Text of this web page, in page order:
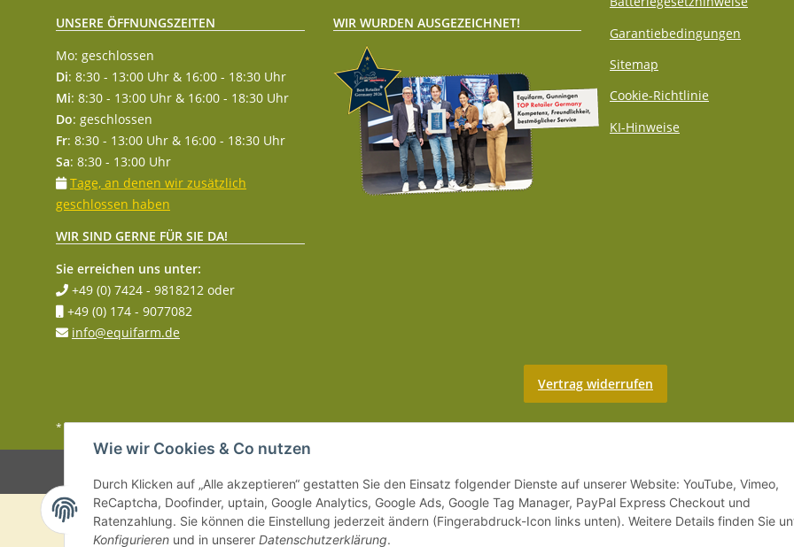
UNSERE ÖFFNUNGSZEITEN
Mo: geschlossen
Di: 8:30 - 13:00 Uhr & 16:00 - 18:30 Uhr
Mi: 8:30 - 13:00 Uhr & 16:00 - 18:30 Uhr
Do: geschlossen
Fr: 8:30 - 13:00 Uhr & 16:00 - 18:30 Uhr
Sa: 8:30 - 13:00 Uhr
Tage, an denen wir zusätzlich
geschlossen haben
WIR SIND GERNE FÜR SIE DA!
Sie erreichen uns unter:
+49 (0) 7424 - 9818212 oder
+49 (0) 174 - 9077082
info@equifarm.de
WIR WURDEN AUSGEZEICHNET!
Garantiebedingungen
Sitemap
Cookie-Richtlinie
KI-Hinweise
Vertrag widerrufen
* Alle Preise inkl. gesetzlicher MwSt.
Wie wir Cookies & Co nutzen
Durch Klicken auf „Alle akzeptieren“ gestatten Sie den Einsatz folgender Dienste auf unserer Website: YouTube, Vimeo,
ReCaptcha, Doofinder, uptain, Google Analytics, Google Ads, Google Tag Manager, PayPal Express Checkout und
Ratenzahlung. Sie können die Einstellung jederzeit ändern (Fingerabdruck-Icon links unten). Weitere Details finden Sie
Konfigurieren und in unserer Datenschutzerklärung.